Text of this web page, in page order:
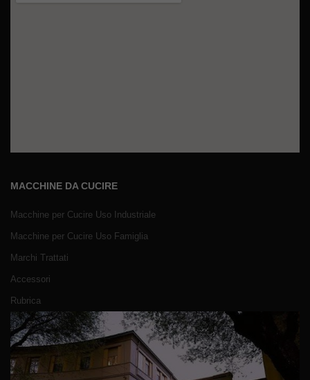
MACCHINE DA CUCIRE
Macchine per Cucire Uso Industriale
Macchine per Cucire Uso Famiglia
Marchi Trattati
Accessori
Rubrica